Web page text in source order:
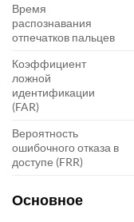
Время
распознавания
отпечатков пальцев
Коэффициент
ложной
идентификации
(FAR)
Вероятность
ошибочного отказа в
доступе (FRR)
Основное